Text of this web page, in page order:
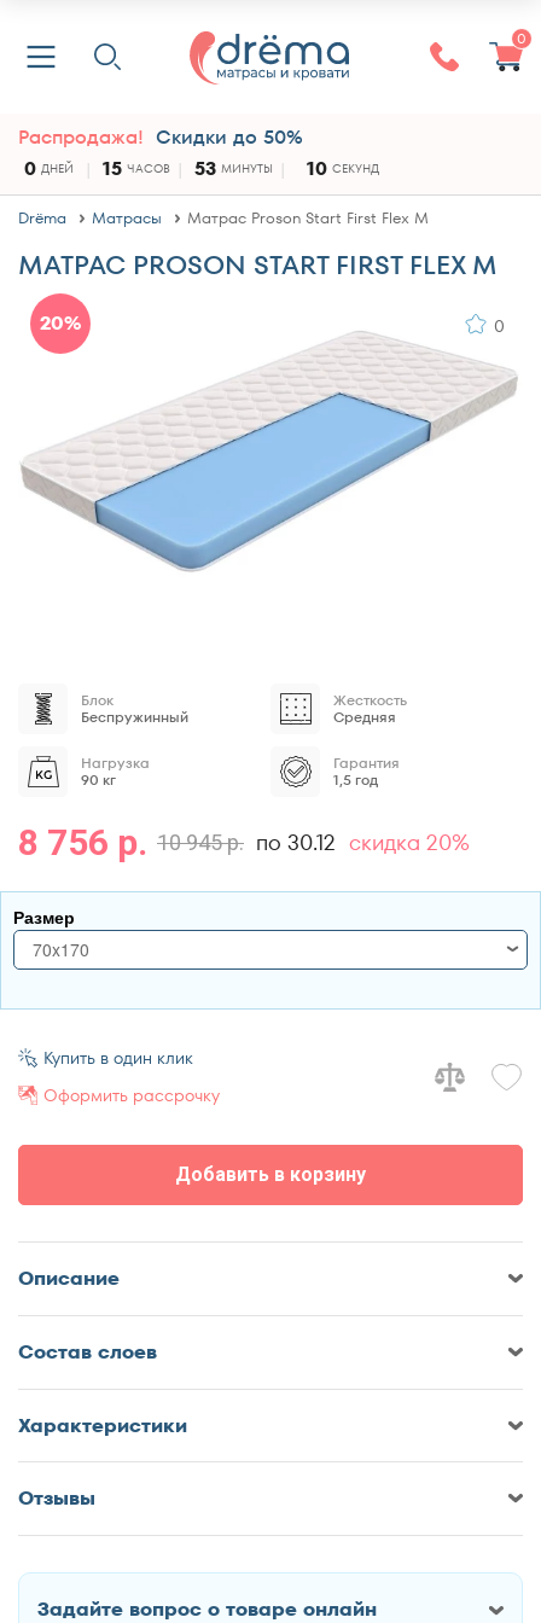
0
Распродажа! Скидки до 50%
0 ДНЕЙ 15 ЧАСОВ 53 МИНУТЫ 9 СЕКУНД
Drёma Матрасы Матрас Proson Start First Flex M
МАТРАС PROSON START FIRST FLEX M
20% 0
Блок
Беспружинный
Жесткость
Средняя
Нагрузка
90 кг
Гарантия
1,5 год
10 945 р.
8 756 р. по 30.12 скидка 20%
Размер
70x170
70x170
70x180
70x185
70x195
75x195
75x200
80x180
80x185
80x186
80x190
Добавить в корзину
Купить в один клик
Оформить рассрочку
Описание
Cостав слоев
Характеристики
Отзывы
Оставить отзыв о Матрас Proson
Задайте вопрос о товаре онлайн